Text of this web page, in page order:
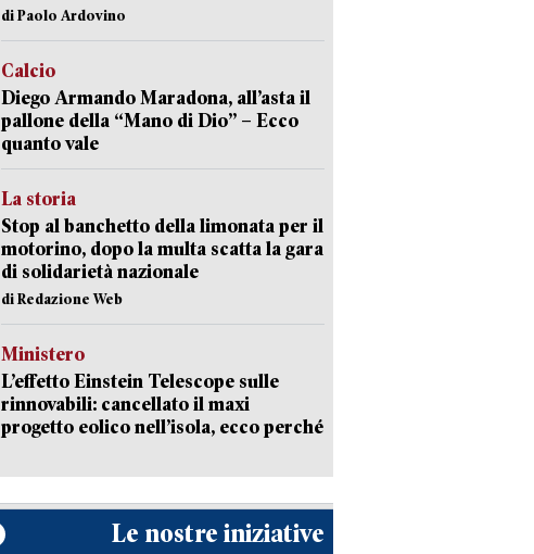
di Paolo Ardovino
Calcio
Diego Armando Maradona, all’asta il
pallone della “Mano di Dio” – Ecco
quanto vale
La storia
Stop al banchetto della limonata per il
motorino, dopo la multa scatta la gara
di solidarietà nazionale
di Redazione Web
Ministero
L’effetto Einstein Telescope sulle
rinnovabili: cancellato il maxi
progetto eolico nell’isola, ecco perché
Le nostre iniziative